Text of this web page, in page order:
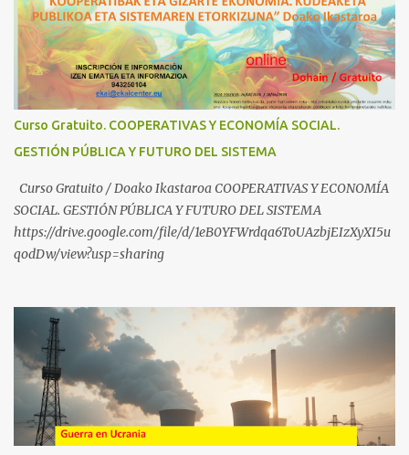
¿Conoces los nuevos canales de BABESTU? Si quieres hacer algo, o
compartir ideas, para proteger a los niños y adolescentes vascos
frente a abusos y manipulaciones: BABESTUren kanal berriak
ezagutzen dituzu? Euskal haurrak eta nerabeak abusu eta
manipulazioetatik babesteko zerbait egin nahi baduzu, edo ideiak
partekatu nahi badituzu: Telegram :
https://whatsapp.com/channel/0029VbBW56k0LKZJWzQyoE1T
SÍGUENOS EN YOUTUBE: https://www.youtube.com/@ekaicenter?
sub_confirmation=1
Curso Gratuito. COOPERATIVAS Y ECONOMÍA SOCIAL.
GESTIÓN PÚBLICA Y FUTURO DEL SISTEMA
Curso Gratuito / Doako Ikastaroa COOPERATIVAS Y ECONOMÍA
SOCIAL. GESTIÓN PÚBLICA Y FUTURO DEL SISTEMA
https://drive.google.com/file/d/1eB0YFWrdqa6ToUAzbjEIzXyXI5u
qodDw/view?usp=sharing